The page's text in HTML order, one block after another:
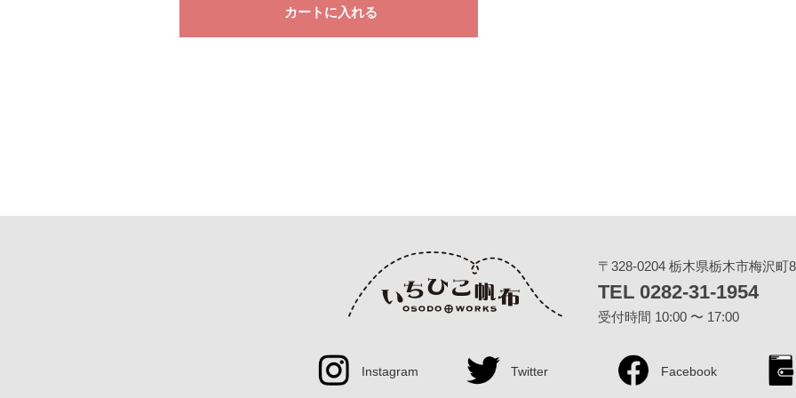
〒328-0204 栃木県栃木市梅沢町
TEL 0282-31-1954
受付時間 10:00 〜 17:00
Instagram Twitter Facebook